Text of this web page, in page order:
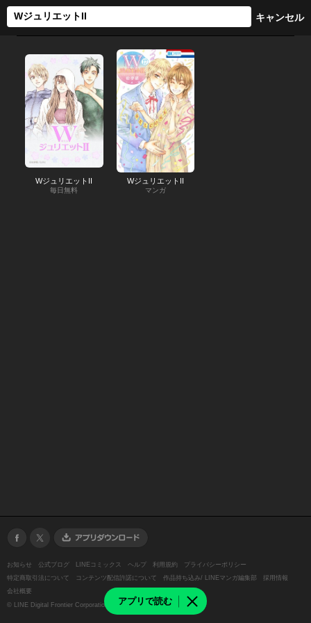
アプリで読む
WジュリエットII
毎日無料
WジュリエットII
マンガ
お知らせ 公式ブログ LINEコミックス ヘルプ 利用規約
プライバシーポリシー
特定商取引法について
コンテンツ配信許諾について 作品持ち込み/ LINEマンガ編集部
採用情報
会社概要
© LINE Digital Frontier Corporation